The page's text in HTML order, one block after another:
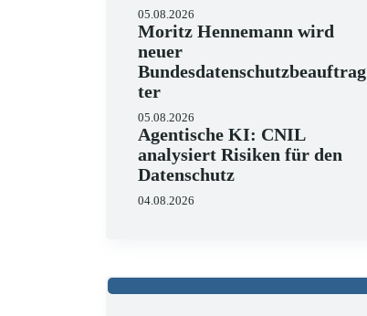
05.08.2026
Moritz Hennemann wird
neuer
Bundesdatenschutzbeauftrag
ter
05.08.2026
Agentische KI: CNIL
analysiert Risiken für den
Datenschutz
04.08.2026